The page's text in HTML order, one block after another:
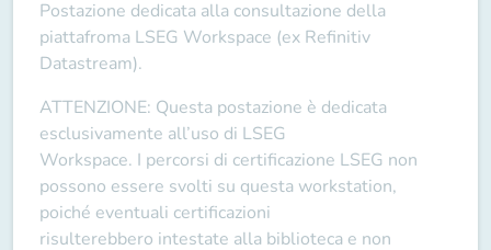
Postazione dedicata alla consultazione della
piattafroma LSEG Workspace (ex Refinitiv
Datastream).
ATTENZIONE: Questa postazione è dedicata
esclusivamente all’uso di LSEG
Workspace. I percorsi di certificazione LSEG non
possono essere svolti su questa workstation,
poiché eventuali certificazioni
risulterebbero intestate alla biblioteca e non